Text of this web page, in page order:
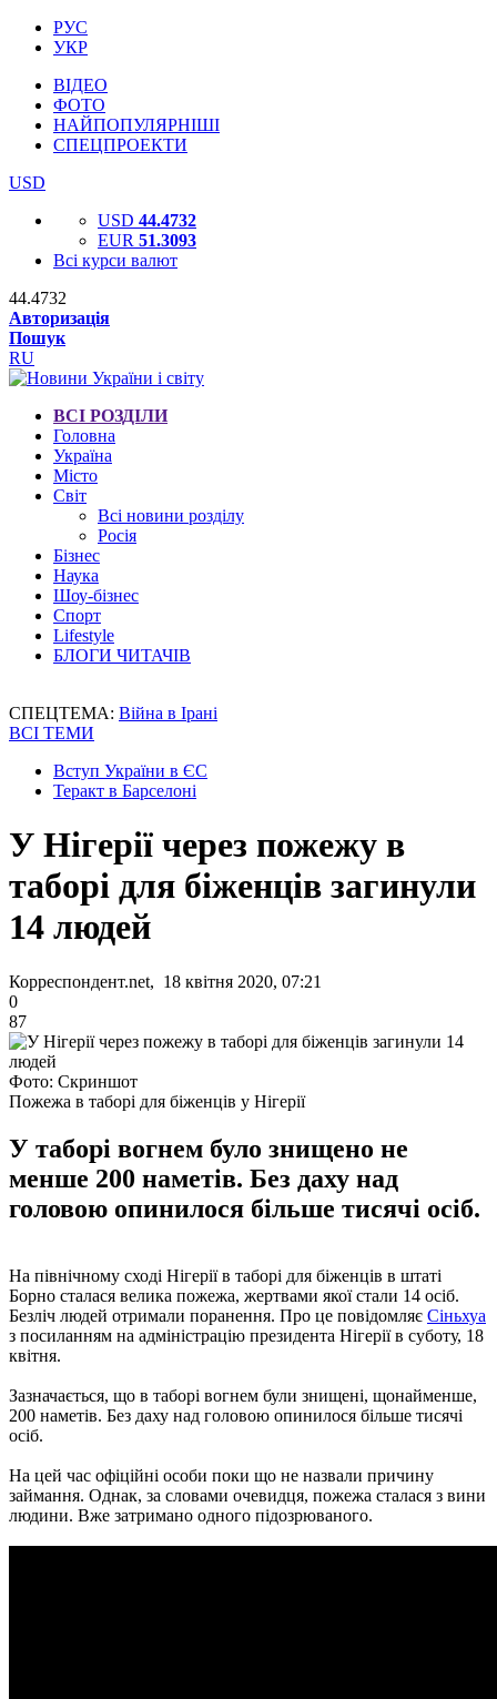
РУС
УКР
ВІДЕО
ФОТО
НАЙПОПУЛЯРНІШІ
СПЕЦПРОЕКТИ
USD
USD 44.4732
EUR 51.3093
Всі курси валют
44.4732
Авторизація
Пошук
RU
ВСІ РОЗДІЛИ
Головна
Україна
Місто
Світ
Всі новини розділу
Росія
Бізнес
Наука
Шоу-бізнес
Спорт
Lifestyle
БЛОГИ ЧИТАЧІВ
СПЕЦТЕМА: Війна в Ірані
ВСІ ТЕМИ
Вступ України в ЄС
Теракт в Барселоні
У Нігерії через пожежу в
таборі для біженців загинули
14 людей
Корреспондент.net, 18 квітня 2020, 07:21
0
87
Фото: Скриншот
Пожежа в таборі для біженців у Нігерії
У таборі вогнем було знищено не
менше 200 наметів. Без даху над
головою опинилося більше тисячі осіб.
На північному сході Нігерії в таборі для біженців в штаті
Борно сталася велика пожежа, жертвами якої стали 14 осіб.
Безліч людей отримали поранення. Про це повідомляє Сіньхуа
з посиланням на адміністрацію президента Нігерії в суботу, 18
квітня.
Зазначається, що в таборі вогнем були знищені, щонайменше,
200 наметів. Без даху над головою опинилося більше тисячі
осіб.
На цей час офіційні особи поки що не назвали причину
займання. Однак, за словами очевидця, пожежа сталася з вини
людини. Вже затримано одного підозрюваного.